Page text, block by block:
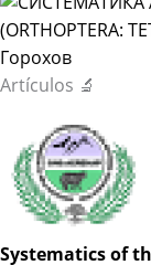
Artículos 🔬
Systematics of